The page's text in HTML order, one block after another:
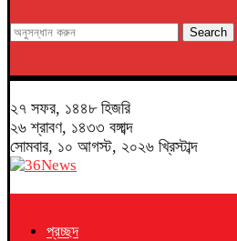
Search
২৭ সফর, ১৪৪৮ হিজরি
২৬ শ্রাবণ, ১৪৩৩ বঙ্গাব্দ
সোমবার, ১০ আগস্ট, ২০২৬ খ্রিস্টাব্দ
প্রচ্ছদ